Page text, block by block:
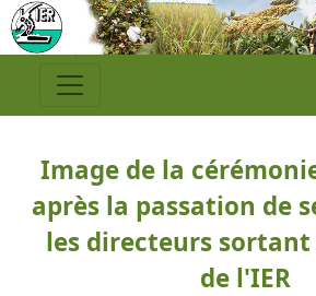
Image de la
après la passation de
les directeurs
de l'IER